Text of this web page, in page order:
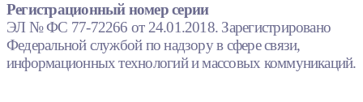
Регистрационный номер серии
ЭЛ № ФС 77-72266 от 24.01.2018. Зарегистрировано
Федеральной службой по надзору в сфере связи,
информационных технологий и массовых коммуникаций.